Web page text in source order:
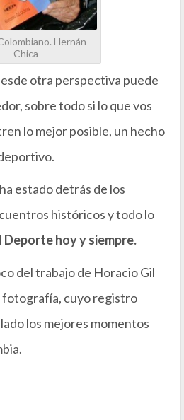
Hernán
Chica
otra perspectiva puede
sobre todo si lo que vos
lo mejor posible, un hecho
estado detrás de los
históricos y todo lo
Deporte hoy y siempre.
del trabajo de Horacio Gil
fotografía, cuyo registro
los mejores momentos